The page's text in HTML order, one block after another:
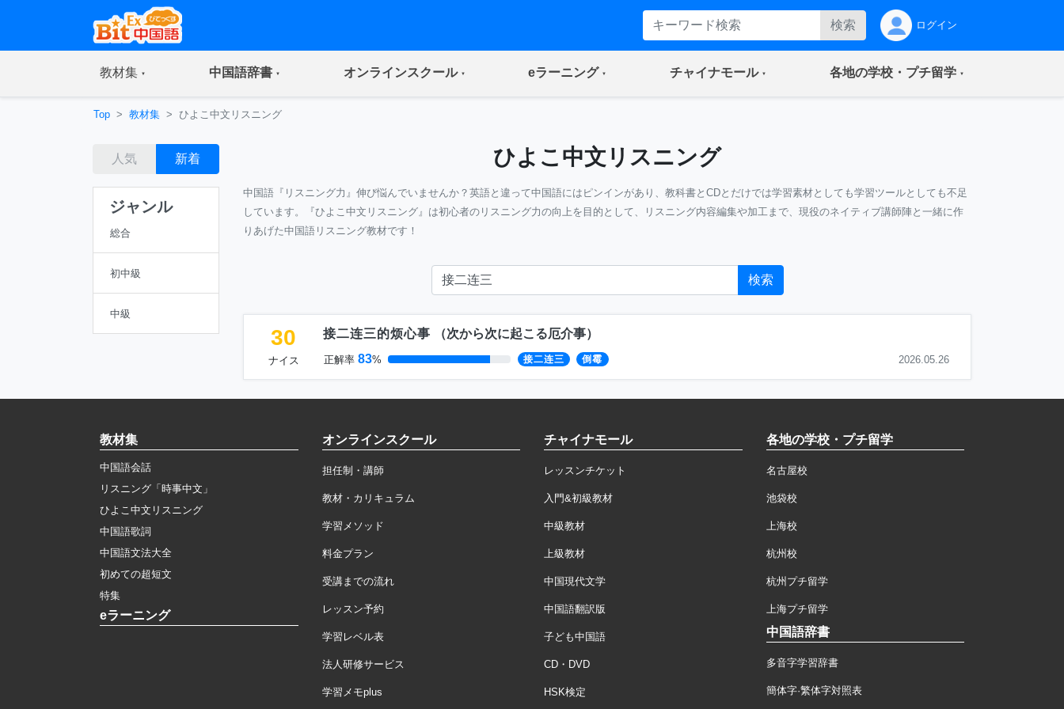
検索 ログイン
教材集(current) 中国語辞書(current) オンラインスクール(current) eラーニング(current) チャイナモール(current) 各地の学校・プチ留学(current)
Top 教材集 ひよこ中文リスニング
人気 新着
ジャンル
総合
初中級
中級
ひよこ中文リスニング
中国語『リスニング力』伸び悩んでいませんか？英語と違って中国語にはピンインがあり、教科書とCDとだけでは学習素材としても学習ツールとしても不足
しています。『ひよこ中文リスニング』は初心者のリスニング力の向上を目的として、リスニング内容編集や加工まで、現役のネイティブ講師陣と一緒に作
りあげた中国語リスニング教材です！
検索
30
ナイス
接二连三的烦心事 （次から次に起こる厄介事）
正解率 83% 接二连三 倒霉 2026.05.26
教材集
中国語会話
リスニング「時事中文」
ひよこ中文リスニング
中国語歌詞
中国語文法大全
初めての超短文
特集
eラーニング
オンラインスクール
担任制・講師
教材・カリキュラム
学習メソッド
料金プラン
受講までの流れ
レッスン予約
学習レベル表
法人研修サービス
学習メモplus
チャイナモール
レッスンチケット
入門&初級教材
中級教材
上級教材
中国現代文学
中国語翻訳版
子ども中国語
CD・DVD
HSK検定
各地の学校・プチ留学
名古屋校
池袋校
上海校
杭州校
杭州プチ留学
上海プチ留学
中国語辞書
多音字学習辞書
簡体字·繁体字対照表